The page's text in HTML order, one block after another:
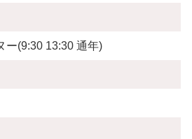
ー(9:30 13:30 通年)